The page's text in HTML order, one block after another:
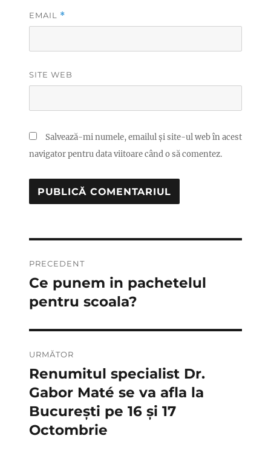
EMAIL *
SITE WEB
Salvează-mi numele, emailul și site-ul web în acest
navigator pentru data viitoare când o să comentez.
în
articole
PRECEDENT
Articolul
anterior:
Ce punem in pachetelul
pentru scoala?
URMĂTOR
Articolul
următor:
Renumitul specialist Dr.
Gabor Maté se va afla la
București pe 16 și 17
Octombrie